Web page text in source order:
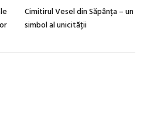
Cimitirul Vesel din Săpânța – un
simbol al unicității